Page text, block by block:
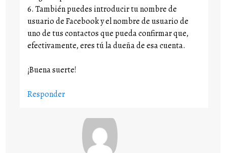
6. También puedes introducir tu nombre de
usuario de Facebook y el nombre de usuario de
uno de tus contactos que pueda confirmar que,
efectivamente, eres tú la dueña de esa cuenta.
¡Buena suerte!
Responder